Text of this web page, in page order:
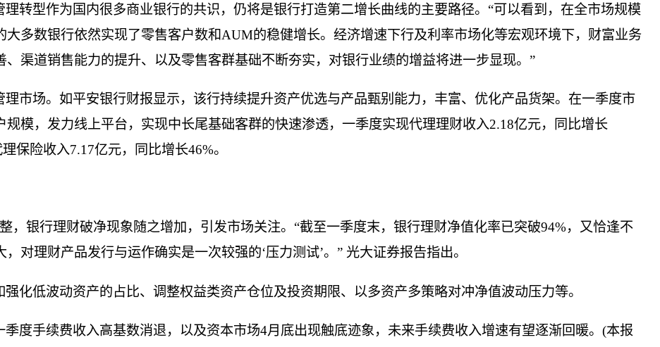
转型作为国内很多商业银行的共识，仍将是银行打造第二增长曲线的主要路径。“可以看到，在全市场规模
多数银行依然实现了零售客户数和AUM的稳健增长。经济增速下行及利率市场化等宏观环境下，财富业务
渠道销售能力的提升、以及零售客群基础不断夯实，对银行业绩的增益将进一步显现。”
市场。如平安银行财报显示，该行持续提升资产优选与产品甄别能力，丰富、优化产品货架。在一季度市
模，发力线上平台，实现中长尾基础客群的快速渗透，一季度实现代理理财收入2.18亿元，同比增长
保险收入7.17亿元，同比增长46%。
，银行理财破净现象随之增加，引发市场关注。“截至一季度末，银行理财净值化率已突破94%，又恰逢不
对理财产品发行与运作确实是一次较强的‘压力测试’。” 光大证券报告指出。
化低波动资产的占比、调整权益类资产仓位及投资期限、以多资产多策略对冲净值波动压力等。
度手续费收入高基数消退，以及资本市场4月底出现触底迹象，未来手续费收入增速有望逐渐回暖。(本报